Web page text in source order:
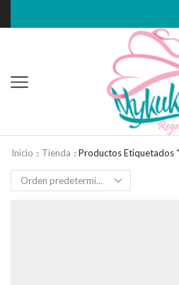
Inicio Tienda
Productos Etiquetados